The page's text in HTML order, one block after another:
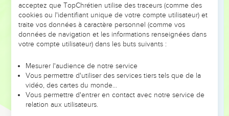
continuer de franchir les portes de la ville, et celle-ci restera
toujours habitée.
Alors aussi, on viendra au temple, depuis les villes de
Juda, les environs de Jérusalem et le territoire de Benjamin,
offrir toutes sortes de sacrifices : sacrifices complets ou
ordinaires, offrandes de blé ou d’encens, et sacrifices de
reconnaissance.
27
Mais si vous ne m’écoutez pas, si vous négligez de
acceptez que TopChrétien utilise des traceurs (comme des
cookies ou l'identifiant unique de votre compte utilisateur) et
traite vos données à caractère personnel (comme vos
données de navigation et les informations renseignées dans
votre compte utilisateur) dans les buts suivants :
Mesurer l'audience de notre service
Vous permettre d'utiliser des services tiers tels que de la
vidéo, des cartes du monde…
Vous permettre d'entrer en contact avec notre service de
relation aux utilisateurs.